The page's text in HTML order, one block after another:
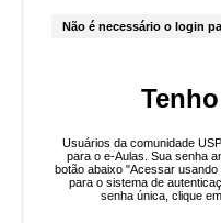
Não é necessário o login
Usuários da comunidade
para o e-Aulas. Sua senha
botão abaixo "Acessar
para o sistema de
senha única, clique